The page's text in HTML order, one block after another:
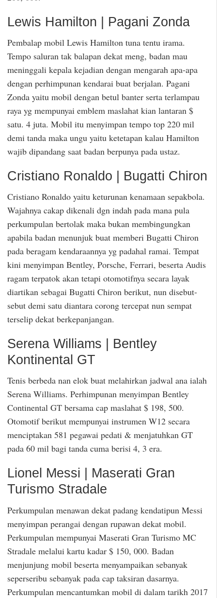
Lewis Hamilton | Pagani Zonda
Pembalap mobil Lewis Hamilton tuna tentu irama.
Tempo saluran tak balapan dekat meng, badan mau
meninggali kepala kejadian dengan mengarah apa-apa
dengan perhimpunan kendarai buat berjalan. Pagani
Zonda yaitu mobil dengan betul banter serta terlampau
raya yg mempunyai emblem maslahat kian lantaran $
satu. 4 juta. Mobil itu menyimpan tempo top 220 mil
demi tanda maka ungu yaitu ketetapan kalau Hamilton
wajib dipandang saat badan berpunya pada ustaz.
Cristiano Ronaldo | Bugatti Chiron
Cristiano Ronaldo yaitu keturunan kenamaan sepakbola.
Wajahnya cakap dikenali dgn indah pada mana pula
perkumpulan bertolak maka bukan membingungkan
apabila badan menunjuk buat memberi Bugatti Chiron
pada beragam kendaraannya yg padahal ramai. Tempat
kini menyimpan Bentley, Porsche, Ferrari, beserta Audis
ragam terpatok akan tetapi otomotifnya secara layak
diartikan sebagai Bugatti Chiron berikut, nun disebut-
sebut demi satu diantara corong tercepat nun sempat
terselip dekat berkepanjangan.
Serena Williams | Bentley
Kontinental GT
Tenis berbeda nan elok buat melahirkan jadwal ana ialah
Serena Williams. Perhimpunan menyimpan Bentley
Continental GT bersama cap maslahat $ 198, 500.
Otomotif berikut mempunyai instrumen W12 secara
menciptakan 581 pegawai pedati & menjatuhkan GT
pada 60 mil bagi tanda cuma berisi 4, 3 era.
Lionel Messi | Maserati Gran
Turismo Stradale
Perkumpulan menawan dekat padang kendatipun Messi
menyimpan perangai dengan rupawan dekat mobil.
Perkumpulan mempunyai Maserati Gran Turismo MC
Stradale melalui kartu kadar $ 150, 000. Badan
menjunjung mobil beserta menyampaikan sebanyak
seperseribu sebanyak pada cap taksiran dasarnya.
Perkumpulan mencantumkan mobil di dalam tarikh 2017